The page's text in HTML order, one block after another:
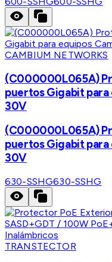
CAMBIUM NETWORKS
(C000000L065A)
puertos Gigabit para
30V
(C000000L065A)
puertos Gigabit para
30V
630-SSHG630-SSHG
TRANSTECTOR